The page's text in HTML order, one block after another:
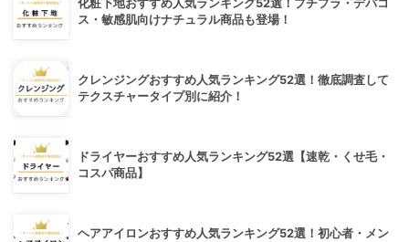
化粧下地おすすめ人気ランキング52選！プチプラ・デパコ
ス・敏感肌向けナチュラル商品も登場！
クレンジングおすすめ人気ランキング52選！徹底調査して
テクスチャータイプ別に紹介！
ドライヤーおすすめ人気ランキング52選【速乾・くせ毛・
コスパ商品】
ヘアアイロンおすすめ人気ランキング52選！初心者・メン